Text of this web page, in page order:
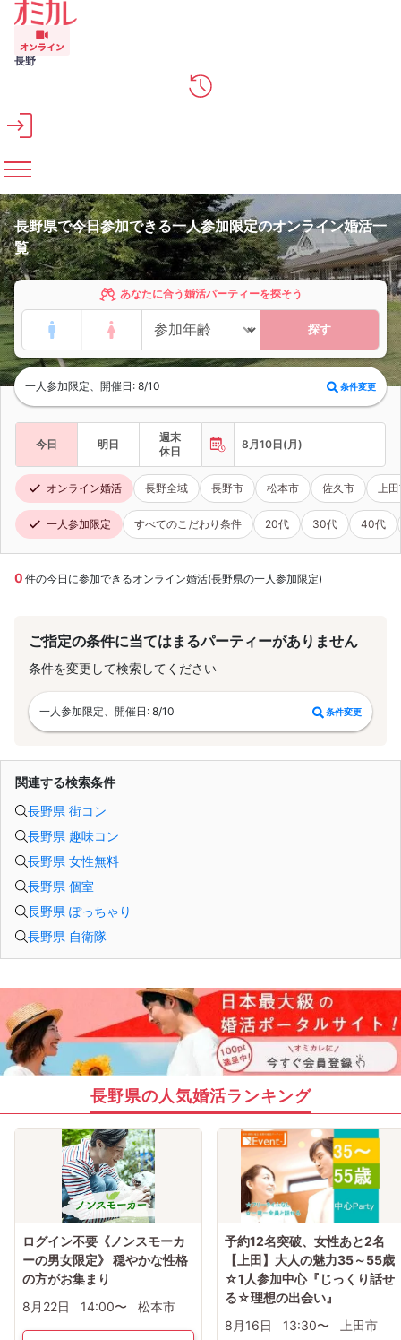
メインコンテンツへスキップ
長野
長野県で今日参加できる一人参加限定のオンライン婚活一
覧
あなたに合う婚活パーティーを探そう
探す
一人参加限定、開催日: 8/10 条件変更
今日 明日
週末
休日
8月10日(月)
オンライン婚活 長野全域 長野市 松本市 佐久市 上
一人参加限定 すべてのこだわり条件 20代 30代 40代
0 件の今日に参加できるオンライン婚活(長野県の一人参加限定)
ご指定の条件に当てはまるパーティーがありません
条件を変更して検索してください
一人参加限定、開催日: 8/10 条件変更
関連する検索条件
長野県 街コン
長野県 趣味コン
長野県 女性無料
長野県 個室
長野県 ぽっちゃり
長野県 自衛隊
長野県の人気婚活ランキング
ログイン不要《ノンスモーカ
ーの男女限定》 穏やかな性格
の方がお集まり
8月22日
14:00〜 松本市
予約12名突破、女性あと2名
【上田】大人の魅力35～55歳
☆1人参加中心『じっくり話せ
る☆理想の出会い』
8月16日
13:30〜 上田市